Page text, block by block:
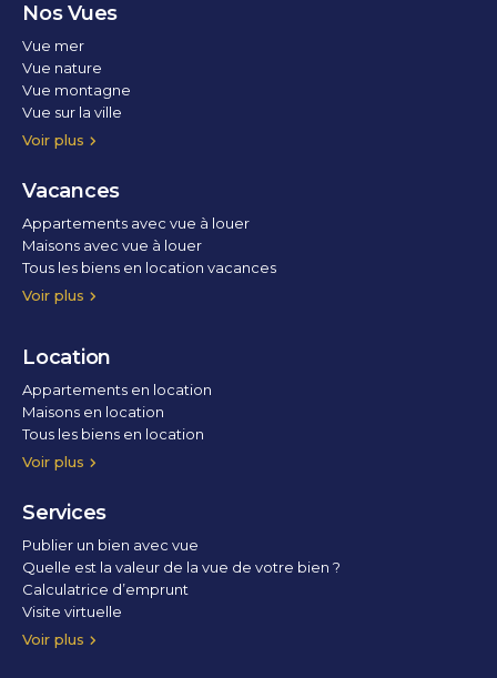
Nos Vues
Voir plus
Vue mer
Vue nature
Vue montagne
Vue sur la ville
Vue parc
Vue fleuve
Vue lac
Vue marina / port
Vacances
Voir plus
Appartements avec vue à louer
Maisons avec vue à louer
Tous les biens en location vacances
Location
Voir plus
Appartements en location
Maisons en location
Tous les biens en location
Services
Voir plus
Publier un bien avec vue
Quelle est la valeur de la vue de votre bien ?
Calculatrice d’emprunt
Visite virtuelle
Home staging